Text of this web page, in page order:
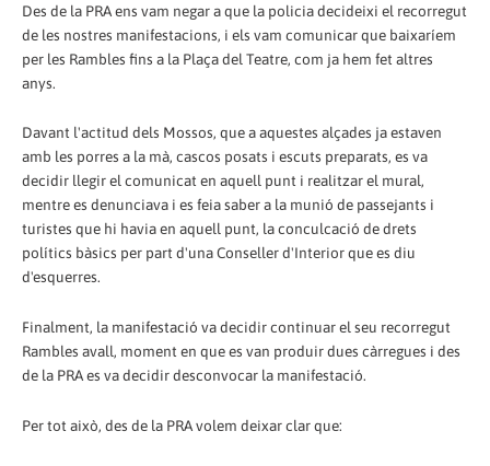
Des de la PRA ens vam negar a que la policia decideixi el recorregut
de les nostres manifestacions, i els vam comunicar que baixaríem
per les Rambles fins a la Plaça del Teatre, com ja hem fet altres
anys.
Davant l'actitud dels Mossos, que a aquestes alçades ja estaven
amb les porres a la mà, cascos posats i escuts preparats, es va
decidir llegir el comunicat en aquell punt i realitzar el mural,
mentre es denunciava i es feia saber a la munió de passejants i
turistes que hi havia en aquell punt, la conculcació de drets
polítics bàsics per part d'una Conseller d'Interior que es diu
d'esquerres.
Finalment, la manifestació va decidir continuar el seu recorregut
Rambles avall, moment en que es van produir dues càrregues i des
de la PRA es va decidir desconvocar la manifestació.
Per tot això, des de la PRA volem deixar clar que: